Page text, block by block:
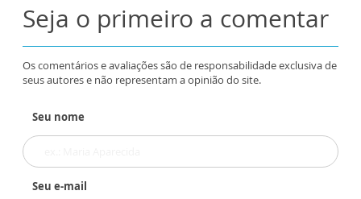
Seja o primeiro a comentar
Os comentários e avaliações são de responsabilidade exclusiva de
seus autores e não representam a opinião do site.
Seu nome
Seu e-mail